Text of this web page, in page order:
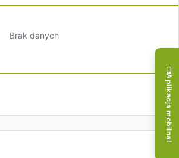
Brak danych
Aplikacja mobilna!